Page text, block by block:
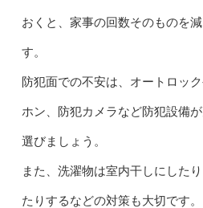
おくと、家事の回数そのものを
す。
防犯面での不安は、オートロッ
ホン、防犯カメラなど防犯設備
選びましょう。
また、洗濯物は室内干しにした
たりするなどの対策も大切です。